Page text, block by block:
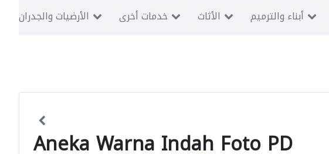
الأرضيات والجدران
خدمات أخرى الأثاث أبناء والترميم
Aneka Warna Indah Foto PD